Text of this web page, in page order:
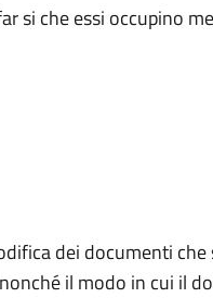
si che essi occupino
dei documenti che
il modo in cui il